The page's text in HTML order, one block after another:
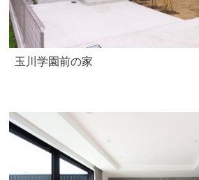
玉川学園前の家